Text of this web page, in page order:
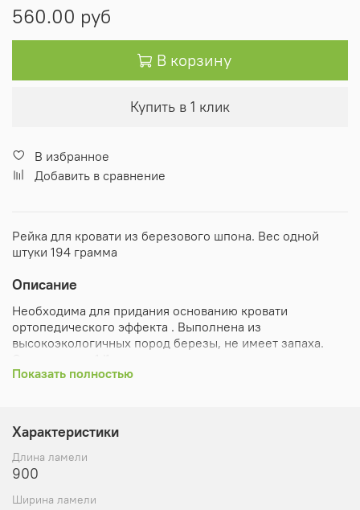
560.00 руб
В корзину
Купить в 1 клик
В избранное
Добавить в сравнение
Рейка для кровати из березового шпона. Вес одной
штуки 194 грамма
Описание
Необходима для придания основанию кровати
ортопедического эффекта . Выполнена из
высокоэкологичных пород березы, не имеет запаха.
матрас.
Длина: 900 мм
Толщина: 8 мм
Данная ламель совместима со всеми типами
Показать полностью
Характеристики
Длина ламели
900
Ширина ламели